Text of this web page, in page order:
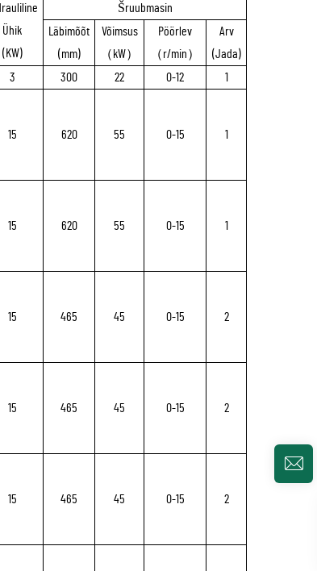
Ühik
(KW)
Šruubmasin
Läbimõõt
(mm)
Võimsus
（kW）
Pöörlev
（r/min）
Arv
(Jada)
3 300 22 0-12 1
15 620 55 0-15 1
15 620 55 0-15 1
15 465 45 0-15 2
15 465 45 0-15 2
15 465 45 0-15 2